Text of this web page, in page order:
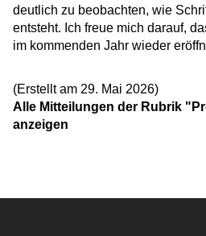
deutlich zu beobachten, wie
entsteht. Ich freue mich darauf,
im kommenden Jahr wieder
(Erstellt am 29. Mai 2026)
Alle Mitteilungen der Rubrik
anzeigen